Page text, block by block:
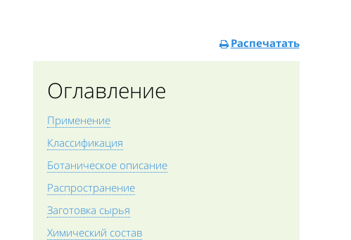
Распечатать
Оглавление
Применение
Классификация
Ботаническое описание
Распространение
Заготовка сырья
Химический состав